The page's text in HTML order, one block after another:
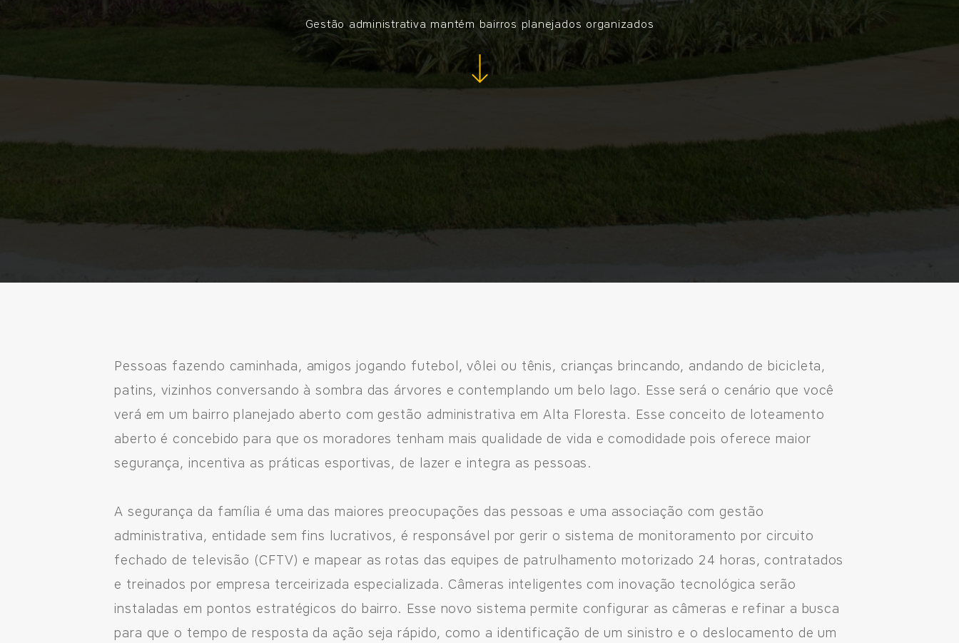
Gestão administrativa mantém bairros planejados organizados
Pessoas fazendo caminhada, amigos jogando futebol, vôlei ou tênis, crianças brincando, andando de bicicleta,
patins, vizinhos conversando à sombra das árvores e contemplando um belo lago. Esse será o cenário que você
verá em um bairro planejado aberto com gestão administrativa em Alta Floresta. Esse conceito de loteamento
aberto é concebido para que os moradores tenham mais qualidade de vida e comodidade pois oferece maior
segurança, incentiva as práticas esportivas, de lazer e integra as pessoas.
A segurança da família é uma das maiores preocupações das pessoas e uma associação com gestão
administrativa, entidade sem fins lucrativos, é responsável por gerir o sistema de monitoramento por circuito
fechado de televisão (CFTV) e mapear as rotas das equipes de patrulhamento motorizado 24 horas, contratados
e treinados por empresa terceirizada especializada. Câmeras inteligentes com inovação tecnológica serão
instaladas em pontos estratégicos do bairro. Esse novo sistema permite configurar as câmeras e refinar a busca
para que o tempo de resposta da ação seja rápido, como a identificação de um sinistro e o deslocamento de um